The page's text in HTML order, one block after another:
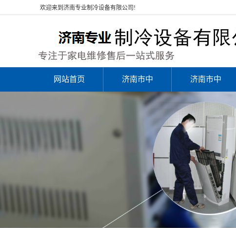
欢迎来到济南专业制冷设备有限公司!
网站首页 济南市中
区空调安
济南市中
区空调维
修